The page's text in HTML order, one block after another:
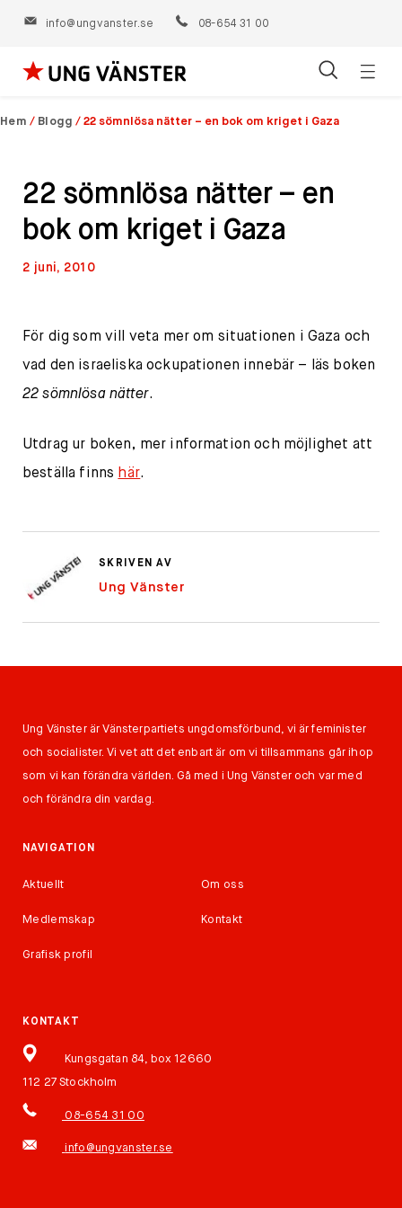
info@ungvanster.se 08-654 31 00
Hoppa
till
Hem / Blogg /22 sömnlösa nätter – en bok om kriget i Gaza
22 sömnlösa nätter – en
bok om kriget i Gaza
2 juni, 2010
För dig som vill veta mer om situationen i Gaza och
vad den israeliska ockupationen innebär – läs boken
22 sömnlösa nätter.
Utdrag ur boken, mer information och möjlighet att
beställa finns här.
SKRIVEN AV
Ung Vänster
Ung Vänster är Vänsterpartiets ungdomsförbund, vi är feminister
och socialister. Vi vet att det enbart är om vi tillsammans går ihop
som vi kan förändra världen. Gå med i Ung Vänster och var med
och förändra din vardag.
NAVIGATION
Aktuellt Om oss
Medlemskap Kontakt
Grafisk profil
KONTAKT
Kungsgatan 84, box 12660
112 27 Stockholm
08-654 31 00
info@ungvanster.se